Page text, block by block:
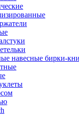
навесные бирки-